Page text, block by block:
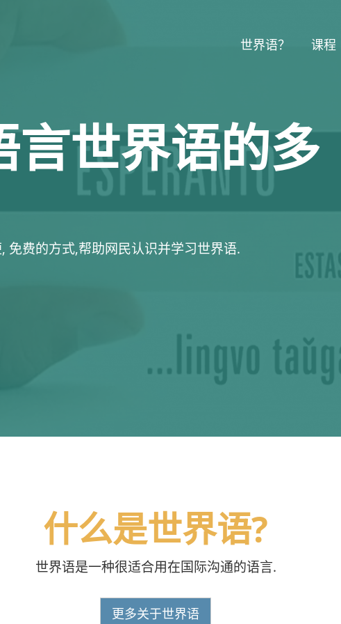
世界语？ 课程
言世界语的多
免费的方式,帮助网民认识并学习世界语.
什么是世界语?
世界语是一种很适合用在国际沟通的语言.
更多关于世界语